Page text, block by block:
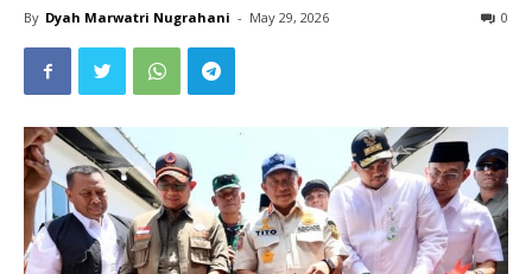
By Dyah Marwatri Nugrahani - May 29, 2026 0